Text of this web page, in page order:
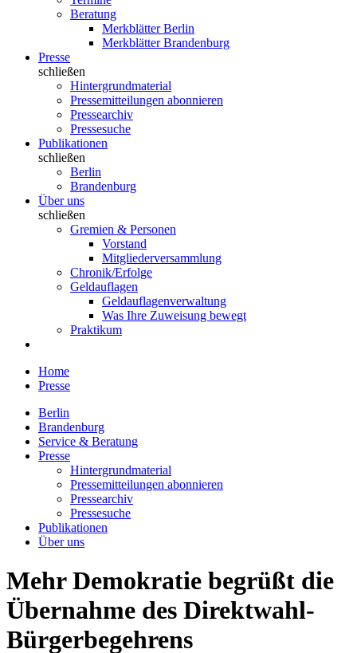
Beratung
Merkblätter Berlin
Merkblätter Brandenburg
Presse
schließen
Hintergrundmaterial
Pressemitteilungen abonnieren
Pressearchiv
Pressesuche
Publikationen
schließen
Berlin
Brandenburg
Über uns
schließen
Gremien & Personen
Vorstand
Mitgliederversammlung
Chronik/Erfolge
Geldauflagen
Geldauflagenverwaltung
Was Ihre Zuweisung bewegt
Praktikum
Home
Presse
Berlin
Brandenburg
Service & Beratung
Presse
Hintergrundmaterial
Pressemitteilungen abonnieren
Pressearchiv
Pressesuche
Publikationen
Über uns
Mehr Demokratie begrüßt die
Übernahme des Direktwahl-
Bürgerbegehrens